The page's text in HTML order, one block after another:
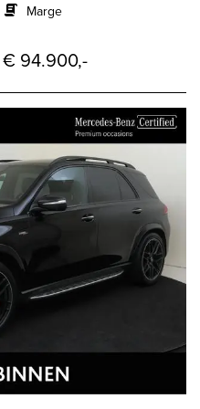
Marge
€ 94.900,-